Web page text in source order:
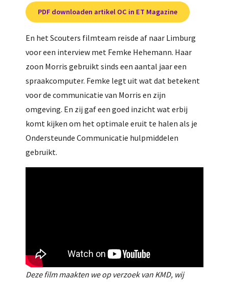
PDF downloaden artikel OC in ET Magazine
En het Scouters filmteam reisde af naar Limburg
voor een interview met Femke Hehemann. Haar
zoon Morris gebruikt sinds een aantal jaar een
spraakcomputer. Femke legt uit wat dat betekent
voor de communicatie van Morris en zijn
omgeving. En zij gaf een goed inzicht wat erbij
komt kijken om het optimale eruit te halen als je
Ondersteunde Communicatie hulpmiddelen
gebruikt.
Deze film maakten we op verzoek van KMD, wij